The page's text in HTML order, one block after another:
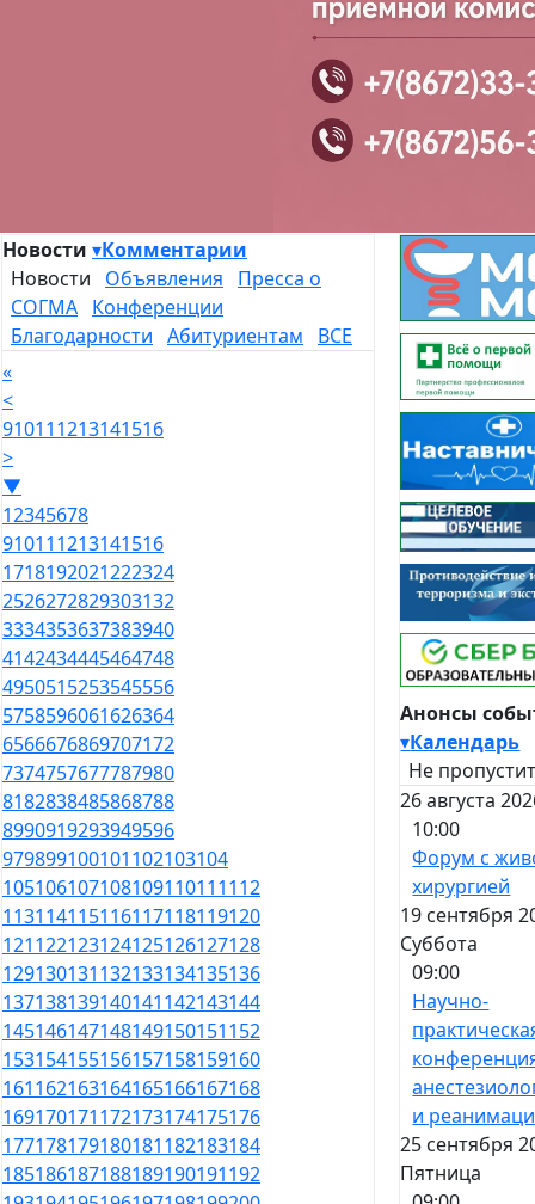
Новости ▾Комментарии
Новости Объявления
Пресса о
СОГМА Конференции
Благодарности Абитуриентам
ВСЕ
«
<
910111213141516
>
▼
12345678
910111213141516
1718192021222324
2526272829303132
3334353637383940
4142434445464748
4950515253545556
5758596061626364
6566676869707172
7374757677787980
8182838485868788
8990919293949596
979899100101102103104
105106107108109110111112
113114115116117118119120
121122123124125126127128
129130131132133134135136
137138139140141142143144
145146147148149150151152
153154155156157158159160
161162163164165166167168
169170171172173174175176
177178179180181182183184
185186187188189190191192
Анонсы
▾Календарь
Не
26 августа
10:00
Форум с
хирургией
19 сентября
Суббота
09:00
Научно-
и
25 сентября
Пятница